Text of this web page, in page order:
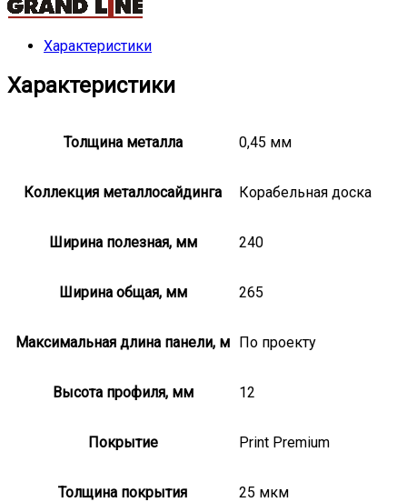
Характеристики
Характеристики
Толщина металла 0,45 мм
Коллекция металлосайдинга Корабельная доска
Ширина полезная, мм 240
Ширина общая, мм 265
Максимальная длина панели, м По проекту
Высота профиля, мм 12
Покрытие Print Premium
Толщина покрытия 25 мкм